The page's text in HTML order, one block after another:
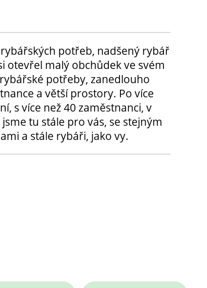
potřeb, nadšený rybář
otevřel malý obchůdek ve svém
potřeby, zanedlouho
a větší prostory. Po více
s více než 40 zaměstnanci, v
tu stále pro vás, se stejným
a stále rybáři, jako vy.